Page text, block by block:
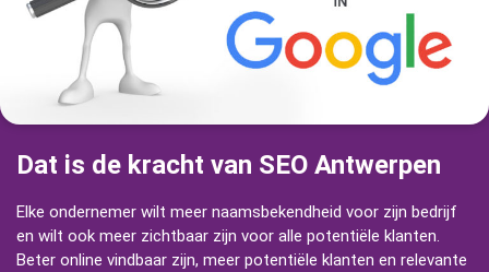
Dat is de kracht van SEO Antwerpen
Elke ondernemer wilt meer naamsbekendheid voor zijn bedrijf
en wilt ook meer zichtbaar zijn voor alle potentiële klanten.
Beter online vindbaar zijn, meer potentiële klanten en relevante